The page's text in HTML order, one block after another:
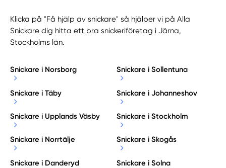
Klicka på "Få hjälp av snickare" så hjälper vi på Alla
Snickare dig hitta ett bra snickeriföretag i Järna,
Stockholms län.
Snickare i Norsborg Snickare i Sollentuna
Snickare i Täby Snickare i Johanneshov
Snickare i Upplands Väsby Snickare i Stockholm
Snickare i Norrtälje Snickare i Skogås
Snickare i Danderyd Snickare i Solna